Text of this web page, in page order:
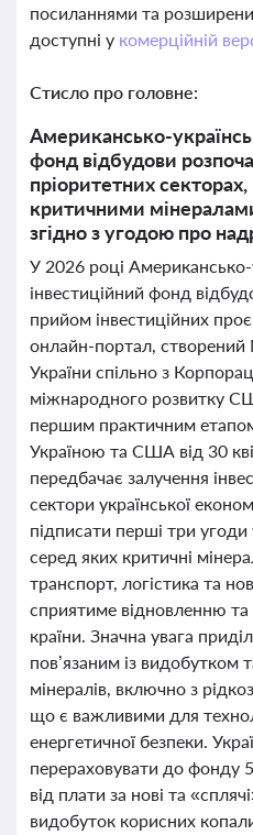
посиланнями та
доступні у комерційній
Стисло про головне:
Американсько-
фонд відбудови
пріоритетних
критичними
згідно з угодою про
У 2026 році Американсько-
інвестиційний фонд
прийом інвестиційних
онлайн-портал, створений
України спільно з
міжнародного розвитку
першим практичним етапом
Україною та США від 30
передбачає залучення
сектори української
підписати перші три
серед яких критичні
транспорт, логістика та
сприятиме відновленню
країни. Значна увага
пов’язаним із
мінералів, включно з
що є важливими для
енергетичної безпеки.
перераховувати до фонду
від плати за нові та
видобуток корисних